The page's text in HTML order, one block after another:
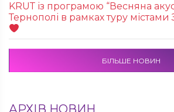
KRUТ із програмою “Весняна
Тернополі в рамках туру містами
БІЛЬШЕ НОВИН
АРХІВ НОВИН